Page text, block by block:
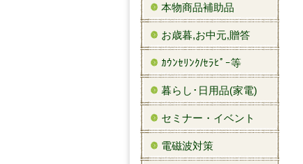
本物商品補助品
お歳暮,お中元,贈答
ｶｳﾝｾﾘﾝｸ/ｾﾗﾋﾟｰ等
暮らし･日用品(家電)
セミナー・イベント
電磁波対策